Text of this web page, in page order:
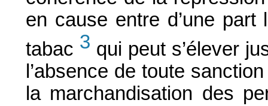
en cause entre d’une part
tabac 3 qui peut s’élever
l’absence de toute
la marchandisation des